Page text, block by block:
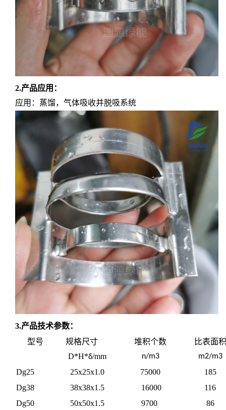
2.产品应用：
应用：蒸馏，气体吸收并脱吸系统
3.产品技术参数：
型号
规格尺寸
D*H*δ/mm
堆积个数
n/m3
比表面积
m2/m3
Dg25 25x25x1.0 75000
185
Dg38
38x38x1.5 16000
116
Dg50
50x50x1.5 9700
86